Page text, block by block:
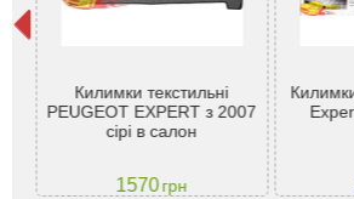
Килимки текстильні
PEUGEOT EXPERT з 2007
сірі в салон
1570грн